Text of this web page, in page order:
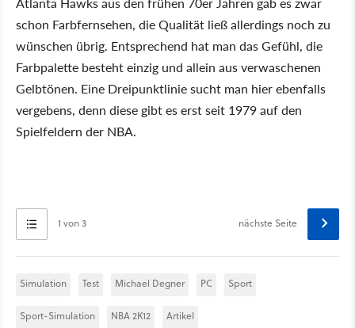
schon Farbfernsehen, die Qualität ließ allerdings noch zu
wünschen übrig. Entsprechend hat man das Gefühl, die
Farbpalette besteht einzig und allein aus verwaschenen
Gelbtönen. Eine Dreipunktlinie sucht man hier ebenfalls
vergebens, denn diese gibt es erst seit 1979 auf den
Spielfeldern der NBA.
1 von 3 nächste Seite
Simulation Test Michael Degner PC Sport
Sport-Simulation NBA 2K12 Artikel